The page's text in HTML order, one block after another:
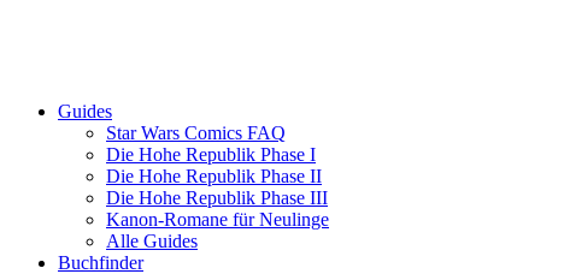
Guides
Star Wars Comics FAQ
Die Hohe Republik Phase I
Die Hohe Republik Phase II
Die Hohe Republik Phase III
Kanon-Romane für Neulinge
Alle Guides
Buchfinder